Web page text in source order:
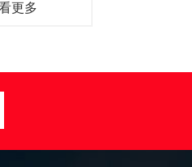
更多